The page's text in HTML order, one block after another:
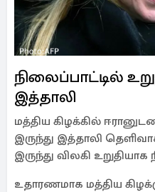
நிலைப்பாட்டில்
இத்தாலி
மத்திய கிழக்கில்
இருந்து இத்தாலி
இருந்து விலகி உறுதியாக
உதாரணமாக மத்திய